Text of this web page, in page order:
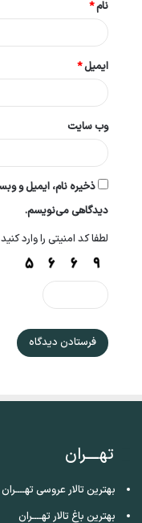
نام*
ایمیل*
وب‌ سایت
ذخیره نام، ایمیل و
دیدگاهی می‌نویسم.
لطفا کد امنیتی را وارد کنید
تهــــران
بهترین تالار عروسی تهــــران
بهترین باغ تالار تهــــران